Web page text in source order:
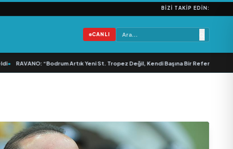
BIZI TAKIP EDIN:
CANLI
RAVANO: “Bodrum Artık Yeni St. Tropez Değil, Kendi Başına Bir Referans”